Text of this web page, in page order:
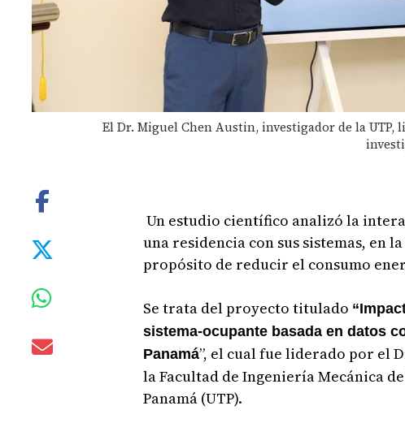
El Dr. Miguel Chen Austin, investigador de la UTP,
Un estudio científico analizó la
una residencia con sus sistemas, en
propósito de reducir el consumo
Se trata del proyecto titulado
sistema-ocupante basada en datos
Panamá”, el cual fue liderado por el
la Facultad de Ingeniería Mecánica
Panamá (UTP).